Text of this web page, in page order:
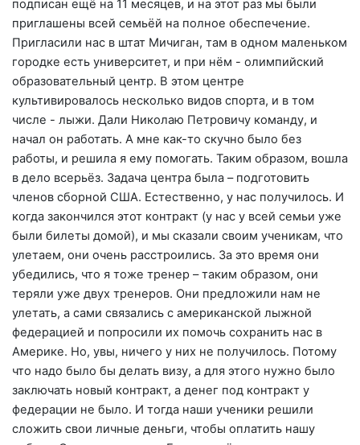
подписан ещё на 11 месяцев, и на этот раз мы были
приглашены всей семьёй на полное обеспечение.
Пригласили нас в штат Мичиган, там в одном маленьком
городке есть университет, и при нём - олимпийский
образовательный центр. В этом центре
культивировалось несколько видов спорта, и в том
числе - лыжи. Дали Николаю Петровичу команду, и
начал он работать. А мне как-то скучно было без
работы, и решила я ему помогать. Таким образом, вошла
в дело всерьёз. Задача центра была – подготовить
членов сборной США. Естественно, у нас получилось. И
когда закончился этот контракт (у нас у всей семьи уже
были билеты домой), и мы сказали своим ученикам, что
улетаем, они очень расстроились. За это время они
убедились, что я тоже тренер – таким образом, они
теряли уже двух тренеров. Они предложили нам не
улетать, а сами связались с американской лыжной
федерацией и попросили их помочь сохранить нас в
Америке. Но, увы, ничего у них не получилось. Потому
что надо было бы делать визу, а для этого нужно было
заключать новый контракт, а денег под контракт у
федерации не было. И тогда наши ученики решили
сложить свои личные деньги, чтобы оплатить нашу